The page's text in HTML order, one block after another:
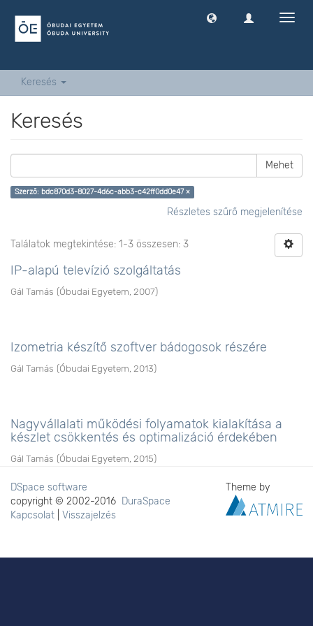
Keresés
Keresés
Mehet
Szerző: bdc870d3-8027-4d6c-abb3-c42ff0dd0e47 ×
Részletes szűrő megjelenítése
Találatok megtekintése: 1-3 összesen: 3
IP-alapú televízió szolgáltatás
Gál Tamás (Óbudai Egyetem 2007)
Izometria készítő szoftver bádogosok részére
Gál Tamás (Óbudai Egyetem 2013)
Nagyvállalati működési folyamatok kialakítása a
készlet csökkentés és optimalizáció érdekében
Gál Tamás (Óbudai Egyetem 2015)
DSpace software
copyright © 2002-2016 DuraSpace
Kapcsolat
Visszajelzés
Theme by